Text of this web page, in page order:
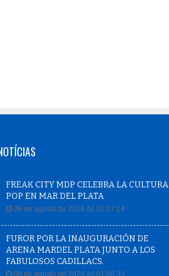
FREAK CITY MDP CELEBRA LA CULTURA
POP EN MAR DEL PLATA
06 de agosto de 2026 às 01:17:14
FUROR POR LA INAUGURACIÓN DE
ARENA MARDEL PLATA JUNTO A LOS
FABULOSOS CADILLACS.
06 de agosto de 2026 às 01:08:39